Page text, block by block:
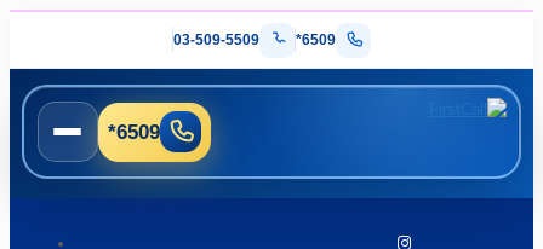
*6509
03-509-5509
*6509